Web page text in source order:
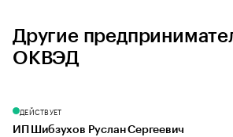
Другие
ОКВЭД
ДЕЙСТВУЕТ
ИП Шибзухов Руслан Сергеевич